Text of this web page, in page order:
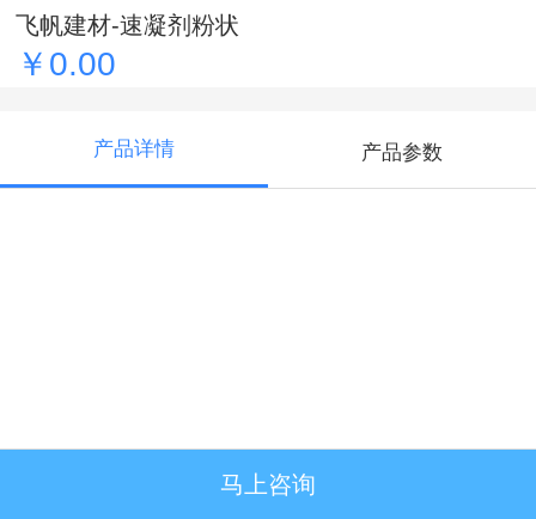
飞帆建材-速凝剂粉状
￥0.00
产品详情 产品参数
马上咨询